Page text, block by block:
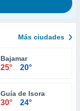
Más ciudades
Bajamar
25° 20°
Guía de Isora
30° 24°